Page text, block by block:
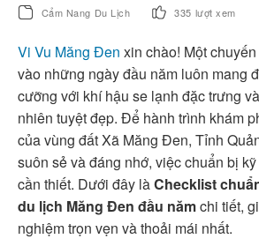
Cẩm Nang Du Lịch 335 lượt xem
Vi Vu Măng Đen xin chào! Một
vào những ngày đầu năm luôn mang
cưỡng với khí hậu se lạnh đặc trưng
nhiên tuyệt đẹp. Để hành trình khám
của vùng đất Xã Măng Đen, Tỉnh
suôn sẻ và đáng nhớ, việc chuẩn bị
cần thiết. Dưới đây làChecklist
du lịch Măng Đen đầu nămchi tiết,
nghiệm trọn vẹn và thoải mái nhất.